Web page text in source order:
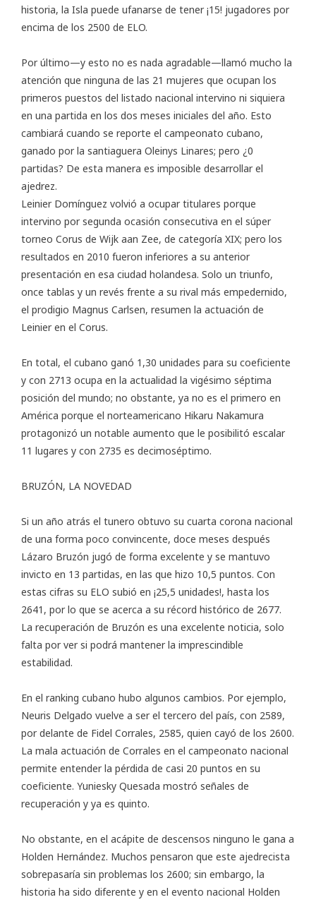
historia, la Isla puede ufanarse de tener ¡15! jugadores por
encima de los 2500 de ELO.
Por último—y esto no es nada agradable—llamó mucho la
atención que ninguna de las 21 mujeres que ocupan los
primeros puestos del listado nacional intervino ni siquiera
en una partida en los dos meses iniciales del año. Esto
cambiará cuando se reporte el campeonato cubano,
ganado por la santiaguera Oleinys Linares; pero ¿0
partidas? De esta manera es imposible desarrollar el
ajedrez.
Leinier Domínguez volvió a ocupar titulares porque
intervino por segunda ocasión consecutiva en el súper
torneo Corus de Wijk aan Zee, de categoría XIX; pero los
resultados en 2010 fueron inferiores a su anterior
presentación en esa ciudad holandesa. Solo un triunfo,
once tablas y un revés frente a su rival más empedernido,
el prodigio Magnus Carlsen, resumen la actuación de
Leinier en el Corus.
En total, el cubano ganó 1,30 unidades para su coeficiente
y con 2713 ocupa en la actualidad la vigésimo séptima
posición del mundo; no obstante, ya no es el primero en
América porque el norteamericano Hikaru Nakamura
protagonizó un notable aumento que le posibilitó escalar
11 lugares y con 2735 es decimoséptimo.
BRUZÓN, LA NOVEDAD
Si un año atrás el tunero obtuvo su cuarta corona nacional
de una forma poco convincente, doce meses después
Lázaro Bruzón jugó de forma excelente y se mantuvo
invicto en 13 partidas, en las que hizo 10,5 puntos. Con
estas cifras su ELO subió en ¡25,5 unidades!, hasta los
2641, por lo que se acerca a su récord histórico de 2677.
La recuperación de Bruzón es una excelente noticia, solo
falta por ver si podrá mantener la imprescindible
estabilidad.
En el ranking cubano hubo algunos cambios. Por ejemplo,
Neuris Delgado vuelve a ser el tercero del país, con 2589,
por delante de Fidel Corrales, 2585, quien cayó de los 2600.
La mala actuación de Corrales en el campeonato nacional
permite entender la pérdida de casi 20 puntos en su
coeficiente. Yuniesky Quesada mostró señales de
recuperación y ya es quinto.
No obstante, en el acápite de descensos ninguno le gana a
Holden Hernández. Muchos pensaron que este ajedrecista
sobrepasaría sin problemas los 2600; sin embargo, la
historia ha sido diferente y en el evento nacional Holden